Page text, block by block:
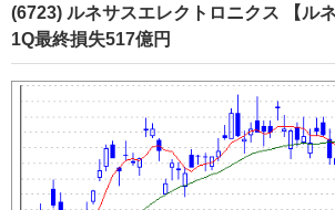
(6723) ルネサスエレクトロニクス 【ル
1Q最終損失517億円